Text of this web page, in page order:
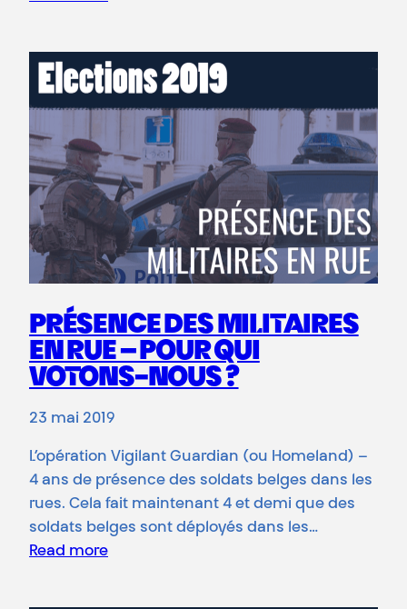
PRÉSENCE DES MILITAIRES
EN RUE – POUR QUI
VOTONS-NOUS ?
23 mai 2019
L’opération Vigilant Guardian (ou Homeland) –
4 ans de présence des soldats belges dans les
rues. Cela fait maintenant 4 et demi que des
soldats belges sont déployés dans les…
Read more